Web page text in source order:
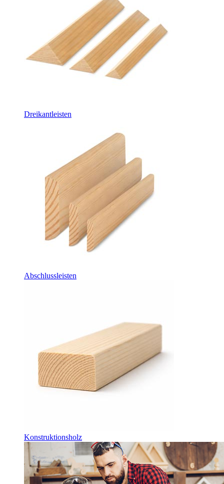
Dreikantleisten
Abschlussleisten
Konstruktionsholz